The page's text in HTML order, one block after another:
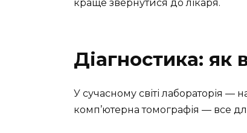
краще звернутися до лікаря.
Діагностика: як
У сучасному світі лабораторія
комп’ютерна томографія — все